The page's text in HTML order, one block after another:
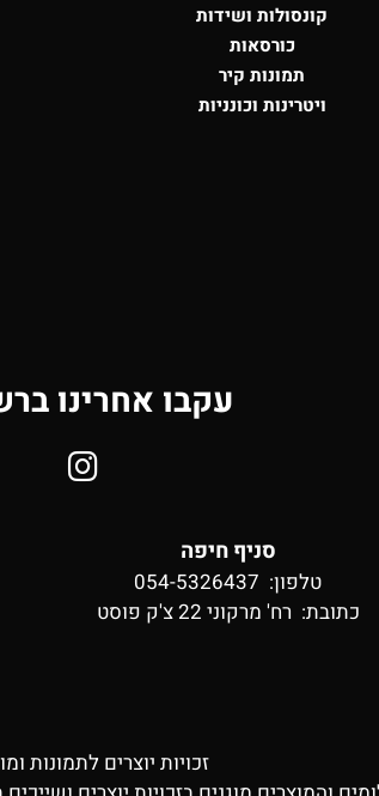
קונסולות ושידות
כורסאות
תמונות קיר
ויטרינות וכונניות
עקבו אחרינו
סניף חיפה
טלפון: 054-5326437
כתובת: רח' מרקוני 22 צ'ק פוסט
זכויות יוצרים לתמונות